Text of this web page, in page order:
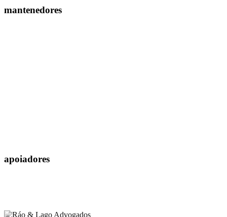
mantenedores
apoiadores